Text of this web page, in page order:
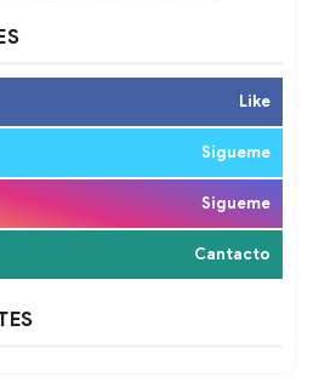
Like
Sigueme
Sigueme
Cantacto